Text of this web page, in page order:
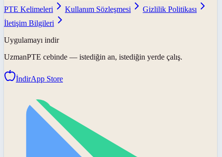
PTE Kelimeleri
Kullanım Sözleşmesi
Gizlilik Politikası
İletişim Bilgileri
Uygulamayı indir
UzmanPTE cebinde — istediğin an, istediğin yerde çalış.
İndirApp Store